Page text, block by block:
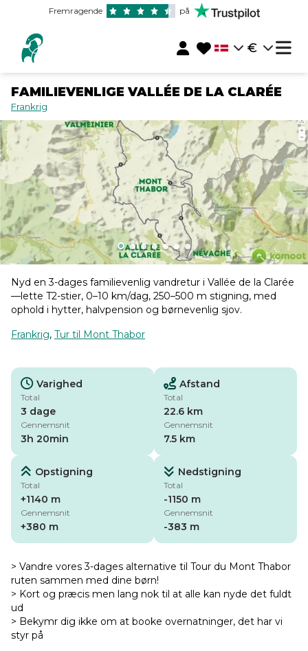
Fremragende på
€
FAMILIEVENLIGE VALLÉE DE LA CLARÉE
Frankrig
Nyd en 3-dages familievenlig vandretur i Vallée de la Clarée
—lette T2-stier, 0–10 km/dag, 250–500 m stigning, med
ophold i hytter, halvpension og børnevenlig sjov.
Frankrig, Tur til Mont Thabor
Varighed
Total
3 dage
Gennemsnit
3h 20min
Afstand
Total
22.6 km
Gennemsnit
7.5 km
Opstigning
Total
+1140 m
Gennemsnit
+380 m
Nedstigning
Total
-1150 m
Gennemsnit
-383 m
> Vandre vores 3-dages alternative til Tour du Mont Thabor
ruten sammen med dine børn!
> Kort og præcis men lang nok til at alle kan nyde det fuldt
ud
> Bekymr dig ikke om at booke overnatninger, det har vi
styr på